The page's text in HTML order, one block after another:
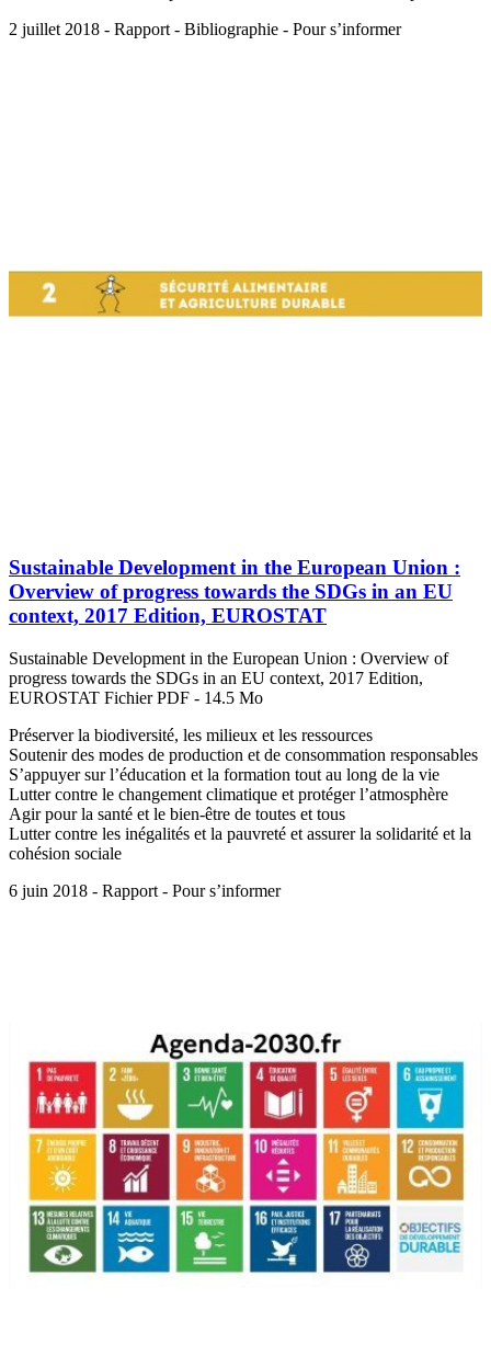
2 juillet 2018 - Rapport - Bibliographie - Pour s’informer
Sustainable Development in the European Union :
Overview of progress towards the SDGs in an EU
context, 2017 Edition, EUROSTAT
Sustainable Development in the European Union : Overview of
progress towards the SDGs in an EU context, 2017 Edition,
EUROSTAT Fichier PDF - 14.5 Mo
Préserver la biodiversité, les milieux et les ressources
Soutenir des modes de production et de consommation responsables
S’appuyer sur l’éducation et la formation tout au long de la vie
Lutter contre le changement climatique et protéger l’atmosphère
Agir pour la santé et le bien-être de toutes et tous
Lutter contre les inégalités et la pauvreté et assurer la solidarité et la
cohésion sociale
6 juin 2018 - Rapport - Pour s’informer